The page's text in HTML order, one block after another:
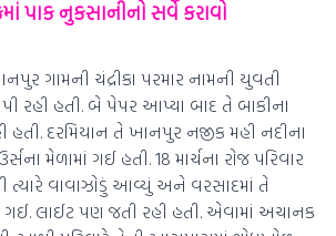
પાક નુકસાનીનો સર્વે કરાવો
ગામની ચંદ્રીકા પરમાર નામની યુવતી
રહી હતી. બે પેપર આપ્યા બાદ તે બાકીના
હતી. દરમિયાન તે ખાનપુર નજીક મહી નદીના
મેળામાં ગઈ હતી. 18 માર્ચના રોજ પરિવાર
ત્યારે વાવાઝોડું આવ્યું અને વરસાદમાં તે
ગઈ. લાઈટ પણ જતી રહી હતી. એવામાં અચાનક